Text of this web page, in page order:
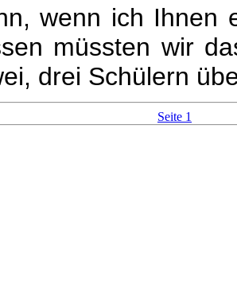
wenn ich Ihnen
müssten wir
drei Schülern
Seite 1